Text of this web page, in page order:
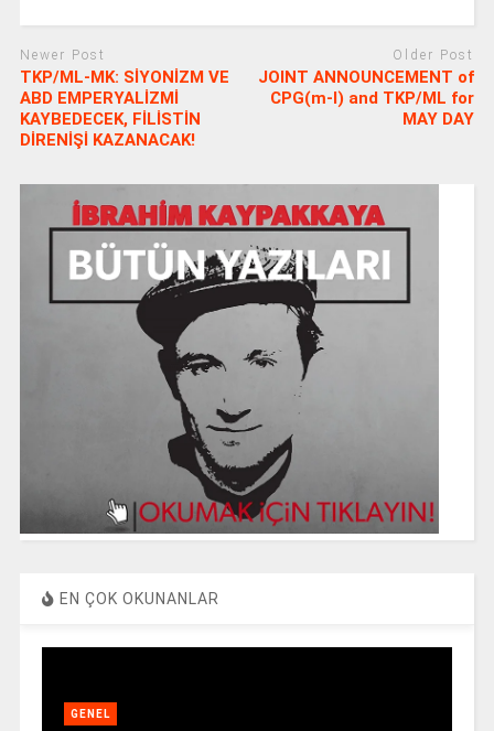
Newer Post
TKP/ML-MK: SİYONİZM VE
ABD EMPERYALİZMİ
KAYBEDECEK, FİLİSTİN
DİRENİŞİ KAZANACAK!
Older Post
JOINT ANNOUNCEMENT of
CPG(m-l) and TKP/ML for
MAY DAY
EN ÇOK OKUNANLAR
GENEL